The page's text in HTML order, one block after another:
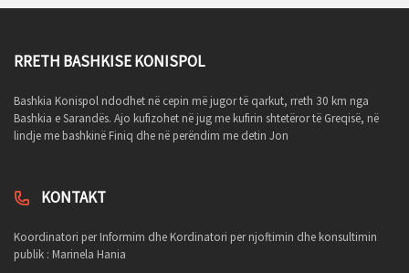
RRETH BASHKISE KONISPOL
Bashkia Konispol ndodhet në cepin më jugor të qarkut, rreth 30 km nga
Bashkia e Sarandës. Ajo kufizohet në jug me kufirin shtetëror të Greqisë, në
lindje me bashkinë Finiq dhe në perëndim me detin Jon
KONTAKT
Koordinatori per Informim dhe Kordinatori per njoftimin dhe konsultimin
publik : Marinela Hania